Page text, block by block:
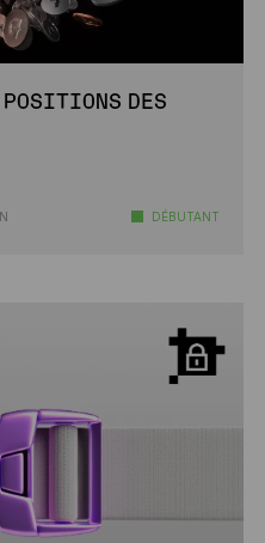
POSITIONS DES
DÉBUTANT